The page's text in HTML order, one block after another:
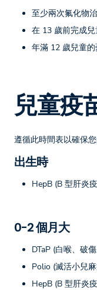
至少兩次氟化物
在 13 歲前完成
年滿 12 歲兒童
兒童疫
遵循此時間表以確保您
出生時
HepB (B 型肝炎
0-2 個月大
DTaP (白喉、破
Polio (滅活小兒
HepB (B 型肝炎